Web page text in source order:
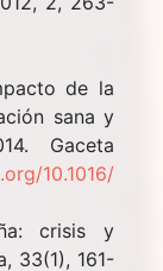
de la
sana y
Gaceta
10.1016/
crisis y
33(1), 161-